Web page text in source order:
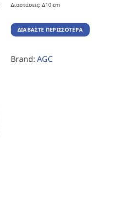
Διαστάσεις: Δ10 cm
ΔΙΑΒΆΣΤΕ ΠΕΡΙΣΣΌΤΕΡΑ
Brand: AGC